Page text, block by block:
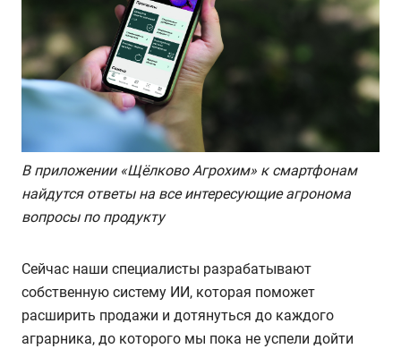
В приложении «Щёлково Агрохим» к смартфонам
найдутся ответы на все интересующие агронома
вопросы по продукту
Сейчас наши специалисты разрабатывают
собственную систему ИИ, которая поможет
расширить продажи и дотянуться до каждого
аграрника, до которого мы пока не успели дойти